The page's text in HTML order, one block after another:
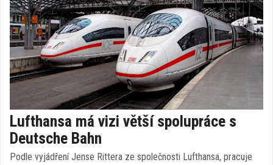
Lufthansa má vizi větší spolupráce s
Deutsche Bahn
Podle vyjádření Jense Rittera ze společnosti Lufthansa, pracuje